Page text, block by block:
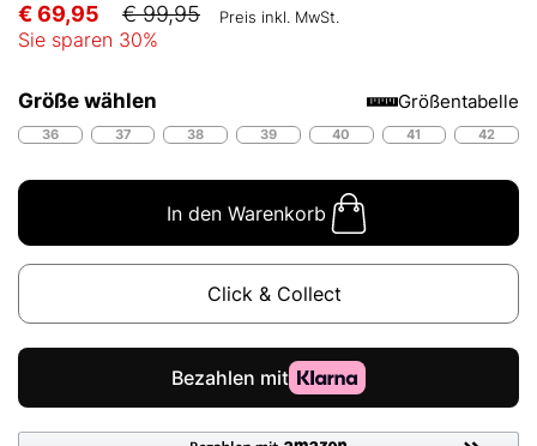
€ 69,95 € 99,95 Preis inkl. MwSt.
Sie sparen 30%
Größe wählen Größentabelle
36 37 38 39 40 41 42
In den Warenkorb
Click & Collect